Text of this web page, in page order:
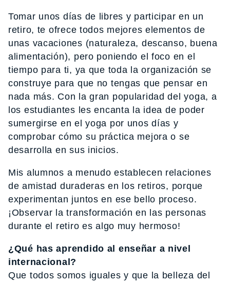
Tomar unos días de libres y participar en un
retiro, te ofrece todos mejores elementos de
unas vacaciones (naturaleza, descanso, buena
alimentación), pero poniendo el foco en el
tiempo para ti, ya que toda la organización se
construye para que no tengas que pensar en
nada más. Con la gran popularidad del yoga, a
los estudiantes les encanta la idea de poder
sumergirse en el yoga por unos días y
comprobar cómo su práctica mejora o se
desarrolla en sus inicios.
Mis alumnos a menudo establecen relaciones
de amistad duraderas en los retiros, porque
experimentan juntos en ese bello proceso.
¡Observar la transformación en las personas
durante el retiro es algo muy hermoso!
¿Qué has aprendido al enseñar a nivel
internacional?
Que todos somos iguales y que la belleza del